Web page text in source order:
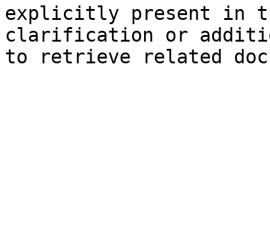
explicitly present in
clarification or